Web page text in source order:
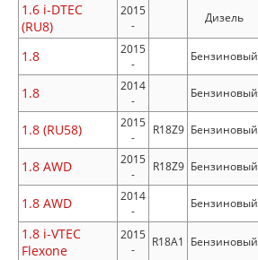
1.6 i-DTEC
(RU8)
2015
-
Дизель
1.8
2015
-
Бензиновый
1.8
2014
-
Бензиновый
1.8 (RU58)
2015
-
R18Z9 Бензиновый
1.8 AWD
2015
-
R18Z9 Бензиновый
1.8 AWD
2014
-
Бензиновый
1.8 i-VTEC
Flexone
2015
-
R18A1 Бензиновый